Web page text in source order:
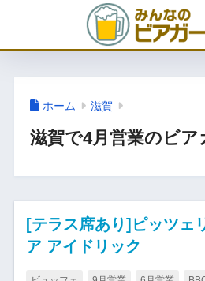
ホーム 滋賀
滋賀で4月営業のビア
[テラス席あり]ピッツェ
ア アイドリック